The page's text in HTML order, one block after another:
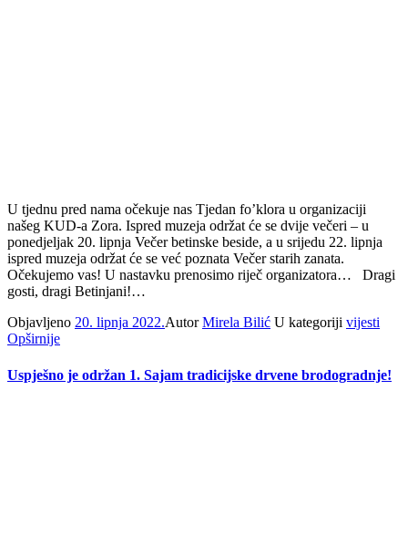
U tjednu pred nama očekuje nas Tjedan fo’klora u organizaciji
našeg KUD-a Zora. Ispred muzeja održat će se dvije večeri – u
ponedjeljak 20. lipnja Večer betinske beside, a u srijedu 22. lipnja
ispred muzeja održat će se već poznata Večer starih zanata.
Očekujemo vas! U nastavku prenosimo riječ organizatora… Dragi
gosti, dragi Betinjani!…
Objavljeno 20. lipnja 2022.AutorMirela Bilić U kategoriji vijesti
Opširnije
Uspješno je održan 1. Sajam tradicijske drvene brodogradnje!